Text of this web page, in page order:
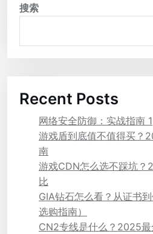
搜索
Recent Posts
网络安全防御：实战指南 1
游戏盾到底值不值得买？
南
游戏CDN怎么选不踩坑？
比
GIA钻石怎么看？从证书
选购指南）
CN2专线是什么？2025